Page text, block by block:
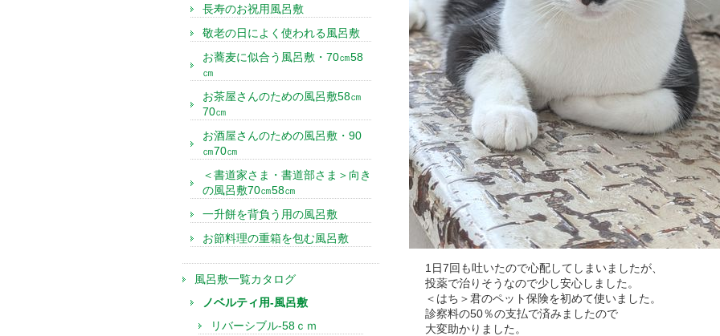
1日7回も吐いたので心配してしまいましたが、
投薬で治りそうなので少し安心しました。
＜はち＞君のペット保険を初めて使いました。
診察料の50％の支払で済みましたので
大変助かりました。
長寿のお祝用風呂敷
敬老の日によく使われる風呂敷
お蕎麦に似合う風呂敷・70㎝58
㎝
お茶屋さんのための風呂敷58㎝
70㎝
お酒屋さんのための風呂敷・90
㎝70㎝
＜書道家さま・書道部さま＞向き
の風呂敷70㎝58㎝
一升餅を背負う用の風呂敷
お節料理の重箱を包む風呂敷
風呂敷一覧カタログ
ノベルティ用-風呂敷
リバーシブル-58ｃｍ